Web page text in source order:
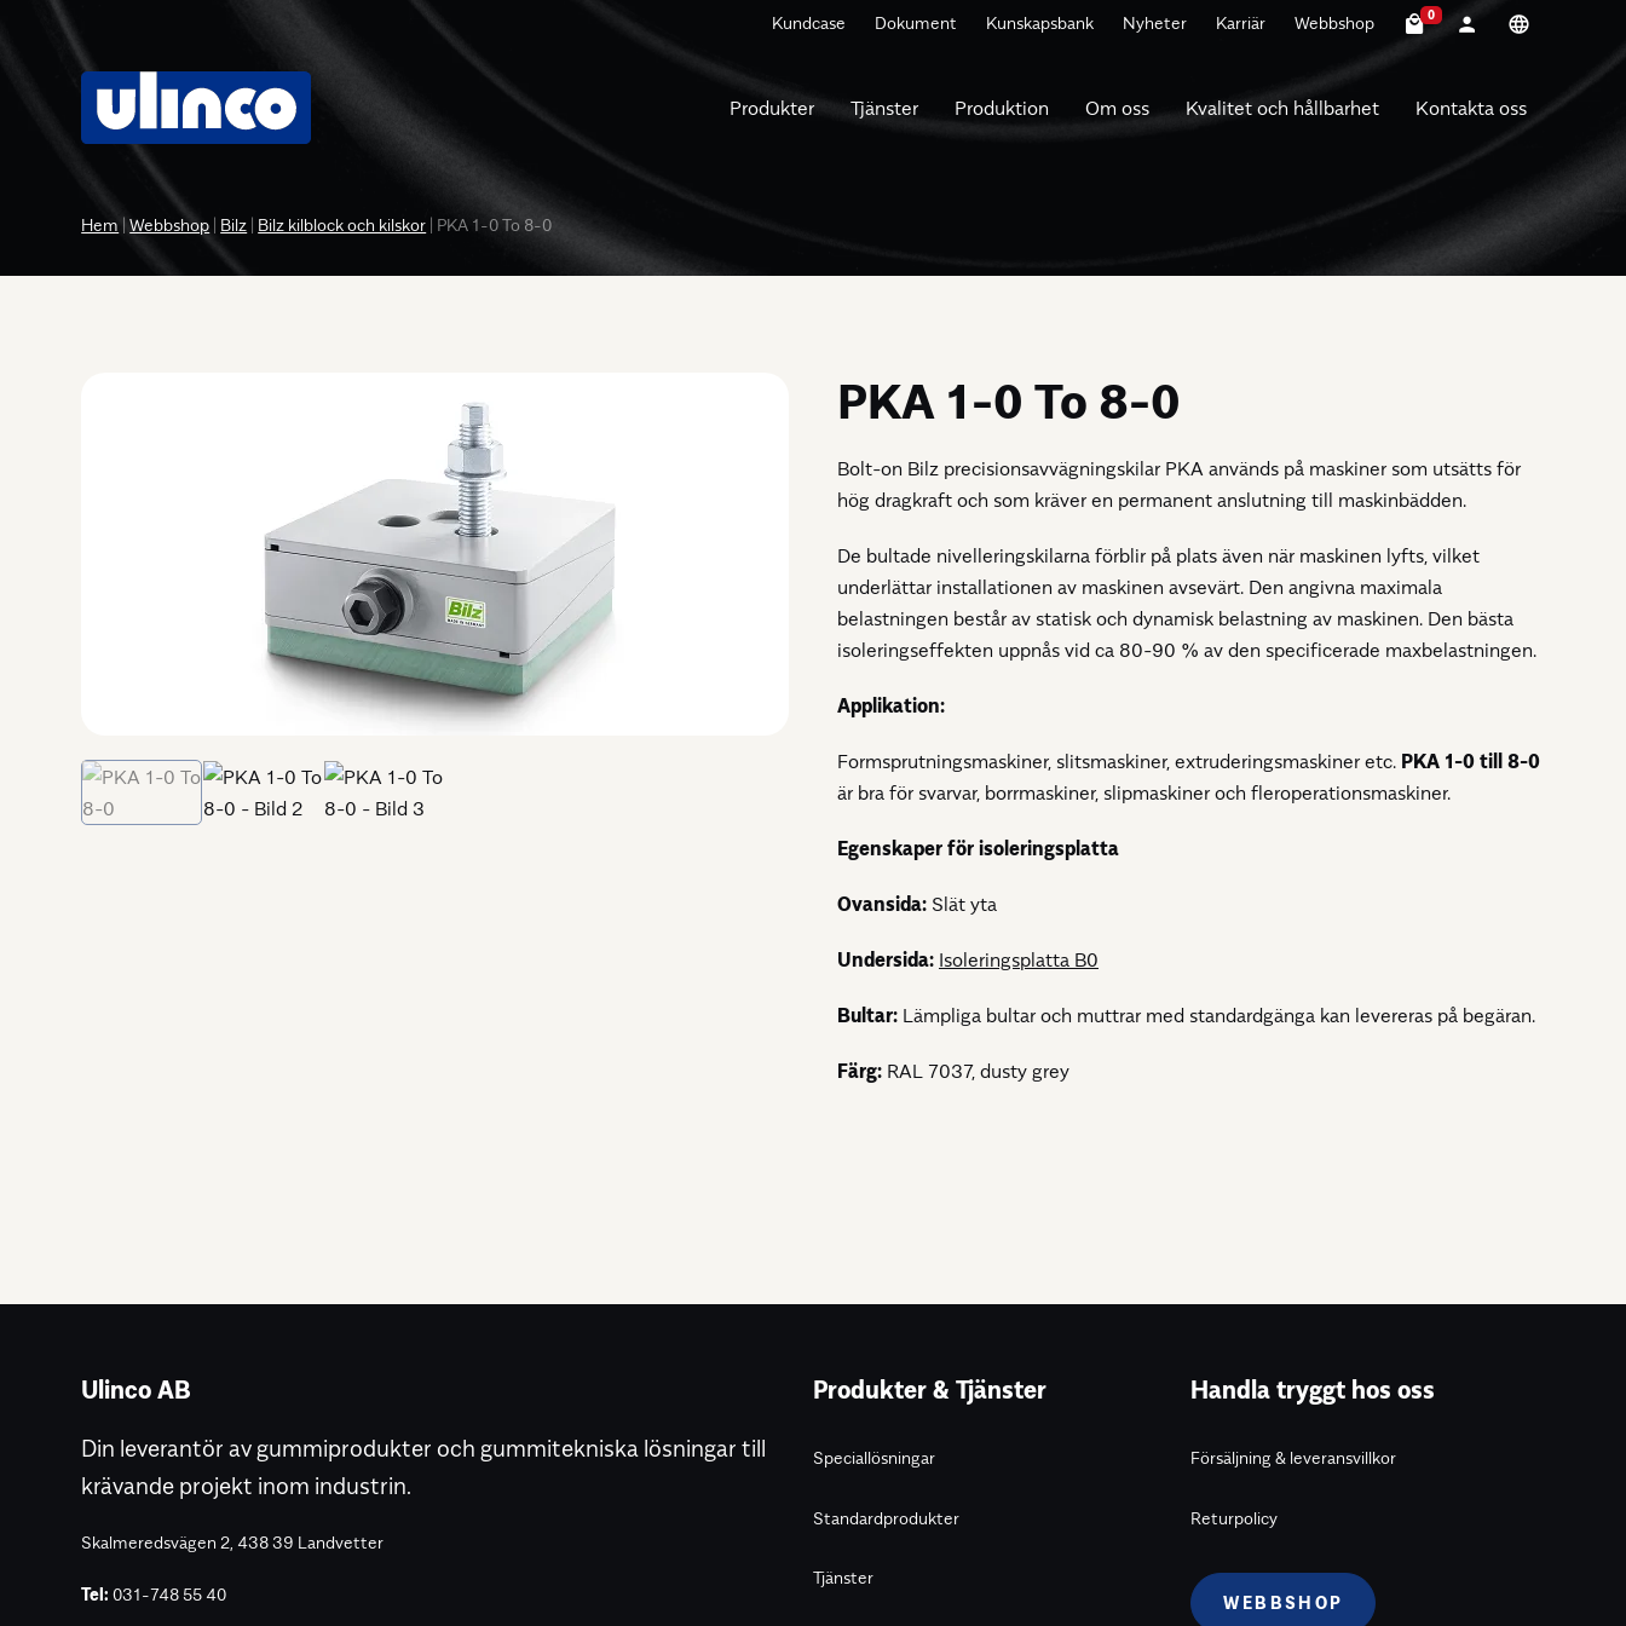
Kundcase Dokument Kunskapsbank Nyheter Karriär Webbshop 0
Produkter Tjänster Produktion Om oss Kvalitet och hållbarhet Kontakta oss
Hem Webbshop Bilz Bilz kilblock och kilskor PKA 1-0 To 8-0
PKA 1-0 To 8-0
Bolt-on Bilz precisionsavvägningskilar PKA används på maskiner som utsätts för
hög dragkraft och som kräver en permanent anslutning till maskinbädden.
De bultade nivelleringskilarna förblir på plats även när maskinen lyfts, vilket
underlättar installationen av maskinen avsevärt. Den angivna maximala
belastningen består av statisk och dynamisk belastning av maskinen. Den bästa
isoleringseffekten uppnås vid ca 80-90 % av den specificerade maxbelastningen.
Applikation:
Formsprutningsmaskiner, slitsmaskiner, extruderingsmaskiner etc. PKA 1-0 till 8-0
är bra för svarvar, borrmaskiner, slipmaskiner och fleroperationsmaskiner.
Egenskaper för isoleringsplatta
Ovansida: Slät yta
Undersida: Isoleringsplatta B0
Bultar: Lämpliga bultar och muttrar med standardgänga kan levereras på begäran.
Färg: RAL 7037, dusty grey
Ulinco AB
Din leverantör av gummiprodukter och gummitekniska lösningar till
krävande projekt inom industrin.
Skalmeredsvägen 2, 438 39 Landvetter
Tel: 031-748 55 40
Produkter & Tjänster
Speciallösningar
Standardprodukter
Tjänster
Handla tryggt hos oss
Försäljning & leveransvillkor
Returpolicy
WEBBSHOP